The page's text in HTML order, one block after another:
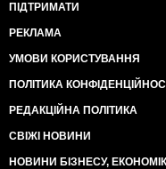
ПІДТРИМАТИ
РЕКЛАМА
УМОВИ КОРИСТУВАННЯ
ПОЛІТИКА
РЕДАКЦІЙНА ПОЛІТИКА
СВІЖІ НОВИНИ
НОВИНИ БІЗНЕСУ,